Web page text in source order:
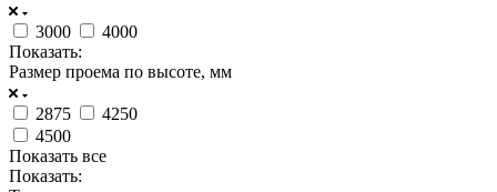
3000
4000
Показать:
Размер проема по высоте, мм
2875
4250
4500
Показать все
Показать: